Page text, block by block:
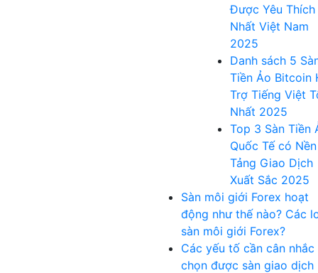
Được Yêu Thích
Nhất Việt Nam
2025
Danh sách 5
Tiền Ảo Bitcoin
Trợ Tiếng Việt
Nhất 2025
Top 3 Sàn Tiền
Quốc Tế có Nền
Tảng Giao Dịch
Xuất Sắc 2025
Sàn môi giới Forex hoạt
động như thế nào? Các
sàn môi giới Forex?
Các yếu tố cần cân nhắc
chọn được sàn giao dịch